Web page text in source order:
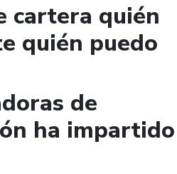
cartera quién
quién puedo
de
ha impartido